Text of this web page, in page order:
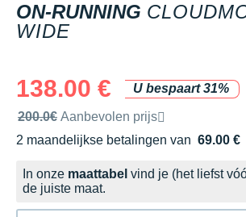
ON-RUNNING
WIDE
138.00 €
U bespaart 31%
Door het merk aanbevolen verkoopprijs
200.0€ Aanbevolen prijs
2 maandelijkse betalingen van 69.00 €
zonder kosten
In onze maattabel vind je (het liefst
de juiste maat.